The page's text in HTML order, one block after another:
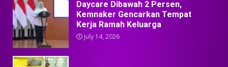
Daycare Dibawah 2 Persen,
Kemnaker Gencarkan Tempat
Kerja Ramah Keluarga
July 14, 2026